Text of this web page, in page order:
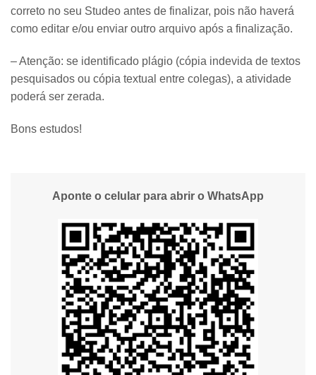
correto no seu Studeo antes de finalizar, pois não haverá
como editar e/ou enviar outro arquivo após a finalização.
– Atenção: se identificado plágio (cópia indevida de textos
pesquisados ou cópia textual entre colegas), a atividade
poderá ser zerada.
Bons estudos!
Aponte o celular para abrir o WhatsApp